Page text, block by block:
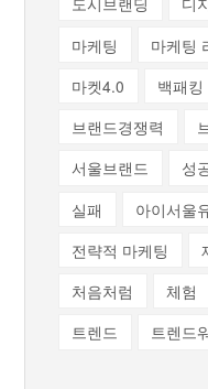
마케팅
마케팅
마켓4.0
백패킹
브랜드경쟁력
서울브랜드
성
실패
아이서울
전략적 마케팅
처음처럼
체험
트렌드
트렌드